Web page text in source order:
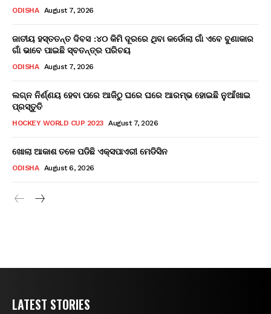
ODISHA August 7, 2026
ଜାତୀୟ ହସ୍ତତନ୍ତ ଦିବସ :୪୦ କିମି ଦୂରରେ ଥିବା କର୍ଡୋଲା ଗାଁ ଏବେ ବୁଣାକାର
ଗାଁ ଭାବେ ପାଇଛି ସ୍ବତନ୍ତ୍ର ପରିଚୟ
ODISHA August 7, 2026
ଲଗ୍ନ ନିର୍ଣ୍ଣୟ ହେବା ପରେ ଆଜିଠୁ ଘରେ ଘରେ ଆରମ୍ଭ ହୋଇଛି ନୁଆଁଖାଇ
ପ୍ରସ୍ତୁତି
HOCKEY WORLD CUP 2023 August 7, 2026
ଖୋଲା ଆକାଶ ତଳେ ପଡିଛି ଏକ୍ସପାଏରୀ ମେଡିସିନ
ODISHA August 6, 2026
LATEST STORIES